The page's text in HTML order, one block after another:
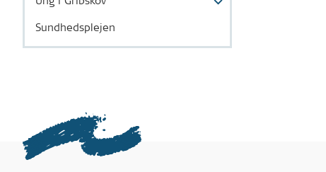
Sundhedsplejen